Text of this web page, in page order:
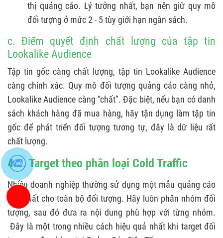
thị quảng cáo. Lý tưởng nhất, bạn nên giữ quy mô
đối tượng ở mức 2 - 5 tùy giới hạn ngân sách.
c. Điểm quyết định chất lượng của tập tin
Lookalike Audience
Tập tin gốc càng chất lượng, tập tin Lookalike Audience
càng chính xác. Quy mô đối tượng quảng cáo càng nhỏ,
Lookalike Audience càng “chất”. Đặc biệt, nếu bạn có danh
sách khách hàng đã mua hàng, hãy tận dụng làm tập tin
gốc để phát triển đối tượng tương tự, đây là dữ liệu rất
chất lượng.
4.3. Target theo phân loại Cold Traffic
Nhiều doanh nghiệp thường sử dụng một mẫu quảng cáo
duy nhất cho toàn bộ đối tượng. Hãy luôn phân nhóm đối
tượng, sau đó đưa ra nội dung phù hợp với từng nhóm.
Đây là một trong nhiều cách hiệu quả nhất khi target đối
Zalo